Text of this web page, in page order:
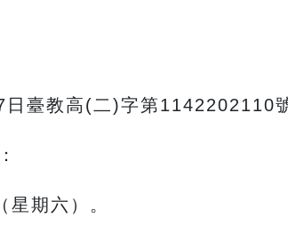
臺教高(二)字第1142202110
期六）。